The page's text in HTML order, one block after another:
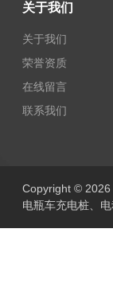
关于我们
关于我们
荣誉资质
在线留言
联系我们
Copyright © 2026
电瓶车充电桩、